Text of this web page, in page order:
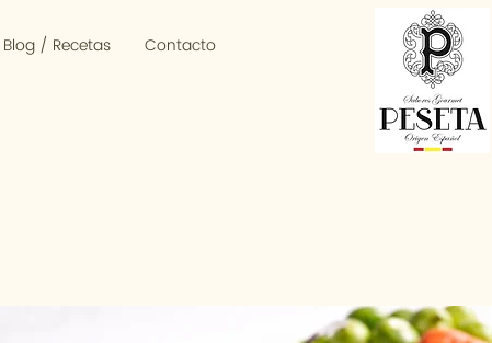
Blog / Recetas Contacto